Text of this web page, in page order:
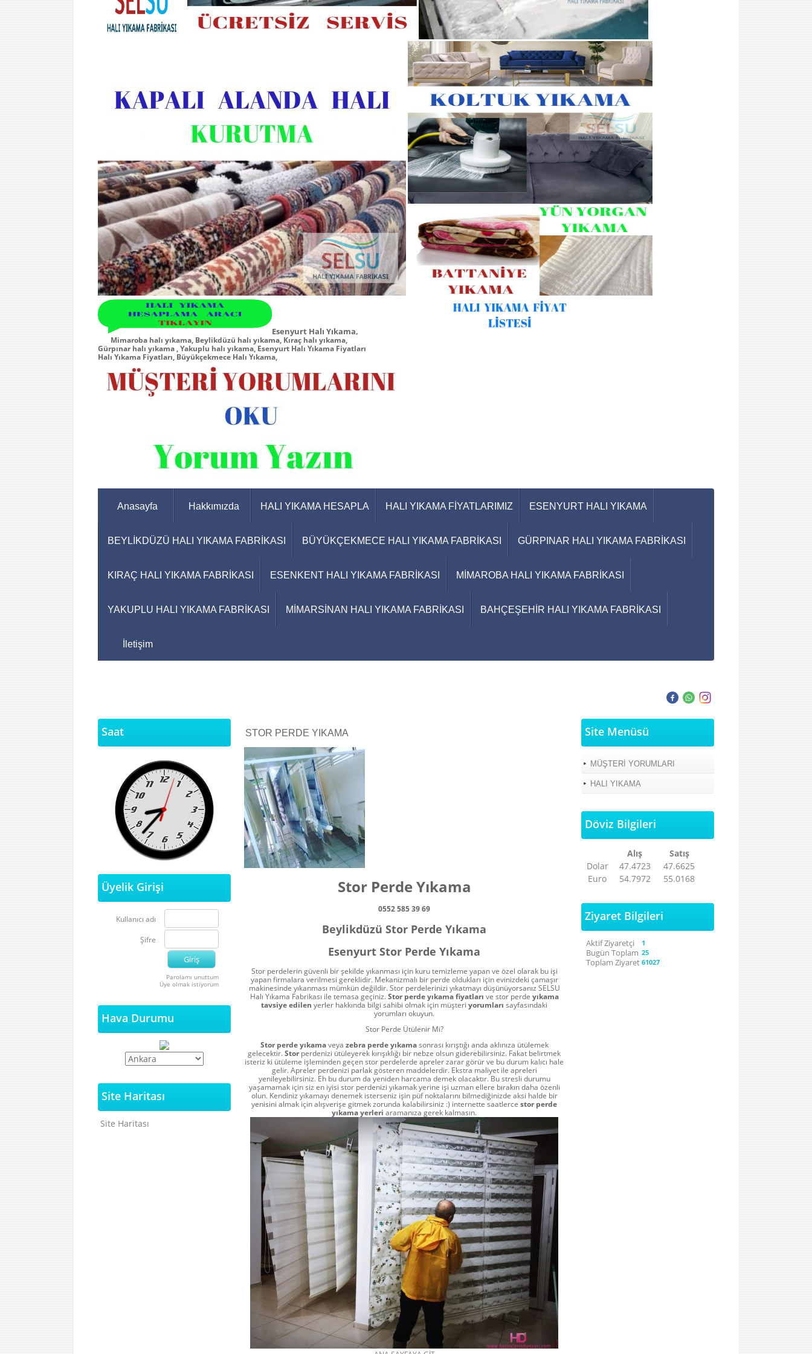
Esenyurt Halı Yıkama,
Mimaroba halı yıkama, Beylikdüzü halı yıkama, Kıraç halı yıkama,
Gürpınar halı yıkama , Yakuplu halı yıkama, Esenyurt Halı Yıkama Fiyatları
Halı Yıkama Fiyatları, Büyükçekmece Halı Yıkama,
Anasayfa Hakkımızda HALI YIKAMA HESAPLA HALI YIKAMA FİYATLARIMIZ ESENYURT HALI YIKAMA
BEYLİKDÜZÜ HALI YIKAMA FABRİKASI BÜYÜKÇEKMECE HALI YIKAMA FABRİKASI GÜRPINAR HALI YIKAMA FABRİKASI
KIRAÇ HALI YIKAMA FABRİKASI ESENKENT HALI YIKAMA FABRİKASI MİMAROBA HALI YIKAMA FABRİKASI
YAKUPLU HALI YIKAMA FABRİKASI MİMARSİNAN HALI YIKAMA FABRİKASI BAHÇEŞEHİR HALI YIKAMA FABRİKASI
İletişim
Saat
Üyelik Girişi
Kullanıcı adı
Şifre
Parolamı unuttum
Üye olmak istiyorum
Hava Durumu
Site Haritası
Site Haritası
STOR PERDE YIKAMA
Stor Perde Yıkama
0552 585 39 69
Beylikdüzü Stor Perde Yıkama
Esenyurt Stor Perde Yıkama
Stor perdelerin güvenli bir şekilde yıkanması için kuru temizleme yapan ve özel olarak bu işi
yapan firmalara verilmesi gereklidir. Mekanizmalı bir perde oldukları için evinizdeki çamaşır
makinesinde yıkanması mümkün değildir. Stor perdelerinizi yıkatmayı düşünüyorsanız SELSU
Halı Yıkama Fabrikası ile temasa geçiniz.Stor perde yıkama fiyatları ve stor perde yıkama
tavsiye edilen yerler hakkında bilgi sahibi olmak için müşteri yorumları sayfasındaki
yorumları okuyun.
Stor Perde Ütülenir Mi?
Stor perde yıkamaveya zebra perde yıkamasonrası kırıştığı anda aklınıza ütülemek
gelecektir.Storperdenizi ütüleyerek kırışıklığı bir nebze olsun giderebilirsiniz. Fakat belirtmek
isteriz ki ütüleme işleminden geçen stor perdelerde apreler zarar görür ve bu durum kalıcı hale
gelir. Apreler perdenizi parlak gösteren maddelerdir. Ekstra maliyet ile apreleri
yenileyebilirsiniz. Eh bu durum da yeniden harcama demek olacaktır. Bu stresli durumu
yaşamamak için siz en iyisi stor perdenizi yıkamak yerine işi uzman ellere bırakın daha özenli
olun. Kendiniz yıkamayı denemek isterseniz işin püf noktalarını bilmediğinizde aksi halde bir
yenisini almak için alışverişe gitmek zorunda kalabilirsiniz :) internette saatlerce stor perde
yıkama yerleri aramanıza gerek kalmasın.
Site Menüsü
MÜŞTERİ YORUMLARI
HALI YIKAMA
Döviz Bilgileri
Alış
Satış
Dolar
47.4723
47.6625
Euro
54.7972 55.0168
Ziyaret Bilgileri
Aktif Ziyaretçi 1
Bugün Toplam 25
Toplam Ziyaret 61027